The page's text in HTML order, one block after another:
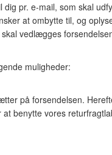
pr. e-mail, som skal
at ombytte til, og
vedlægges
muligheder:
på forsendelsen.
benytte vores